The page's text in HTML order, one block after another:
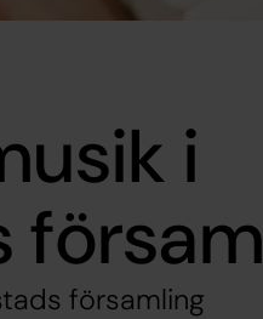
i
församling